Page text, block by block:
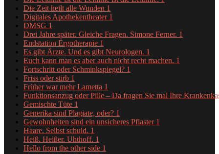
Die Zeit heilt alle Wunden 1
Digitales Apothekentheater 1
DMSG 1
Drei Jahre später. Gleiche Fragen. Simone Ferner. 1
Endstation Ergotherapie 1
Es gibt Ärzte. Und es gibt Neurologen. 1
Euch kann man es aber auch nicht recht machen. 1
Fortschritt oder Schminkspiegel? 1
Friss oder stirb 1
Früher war mehr Lametta 1
Funktionsanzug oder Pille – Da fragen Sie mal Ihre
Gemischte Tüte 1
Generika sind Plagiate, oder? 1
Gewohnheiten sind ein unsicheres Pflaster 1
Haare. Selbst schuld. 1
Heiß. Heißer. Uhthoff. 1
Hello from the other side 1